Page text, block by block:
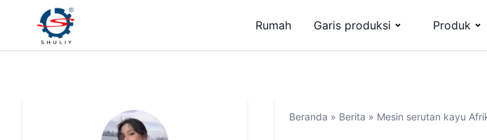
Rumah Garis produksi Produk
Beranda » Berita » Mesin serutan kayu